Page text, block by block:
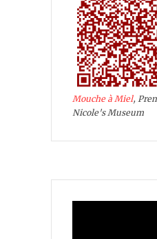
Mouche à Miel,
Nicole's Museum